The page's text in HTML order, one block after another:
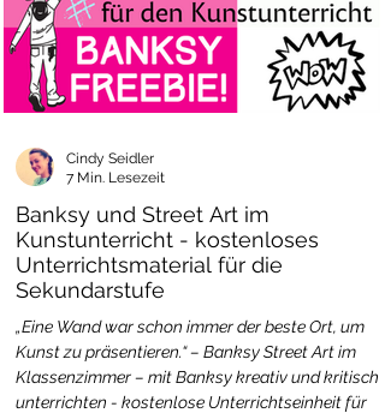
Banksy und Street Art im
Kunstunterricht - kostenloses
Unterrichtsmaterial für die
Sekundarstufe
„Eine Wand war schon immer der beste Ort, um
Kunst zu präsentieren.“ – Banksy Street Art im
Klassenzimmer – mit Banksy kreativ und kritisch
unterrichten - kostenlose Unterrichtseinheit für
Cindy Seidler
7 Min. Lesezeit